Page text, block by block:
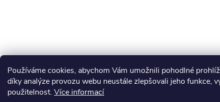
Používáme cookies, abychom Vám umožnili pohodlné
díky analýze provozu webu neustále zlepšovali jeho funkce,
použitelnost. Více informací